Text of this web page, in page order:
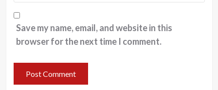
Save my name, email, and website in this
browser for the next time I comment.